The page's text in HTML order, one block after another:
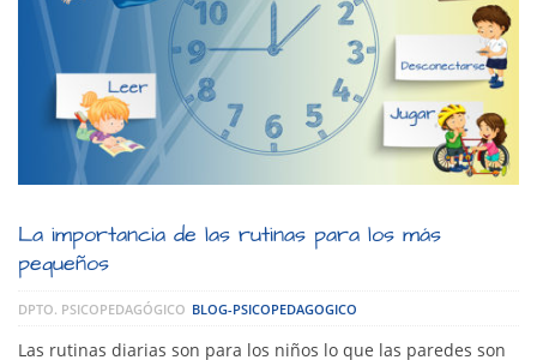
La importancia de las rutinas para los más
pequeños
DPTO. PSICOPEDAGÓGICO BLOG-PSICOPEDAGOGICO
Las rutinas diarias son para los niños lo que las paredes son